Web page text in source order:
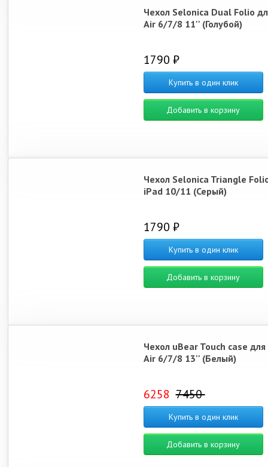
Чехол Selonica Dual Folio
Air 6/7/8 11'' (Голубой)
1790 ₽
Купить в один клик
Добавить в корзину
Чехол Selonica Triangle
iPad 10/11 (Серый)
1790 ₽
Купить в один клик
Добавить в корзину
Чехол uBear Touch case
Air 6/7/8 13'' (Белый)
6258 7450
Купить в один клик
Добавить в корзину